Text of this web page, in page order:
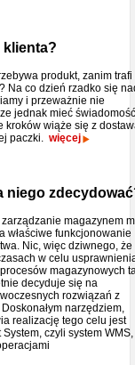
klienta?
produkt, zanim trafi
Na co dzień rzadko się
i przeważnie nie
jednak mieć świadomość
kroków wiąże się z
paczki. więcej
niego
magazynem
właściwe funkcjonowanie
Nic, więc dziwnego, że
w celu
magazynowych
decyduje się na
rozwiązań z
narzędziem,
realizację tego celu jest
czyli system WMS,